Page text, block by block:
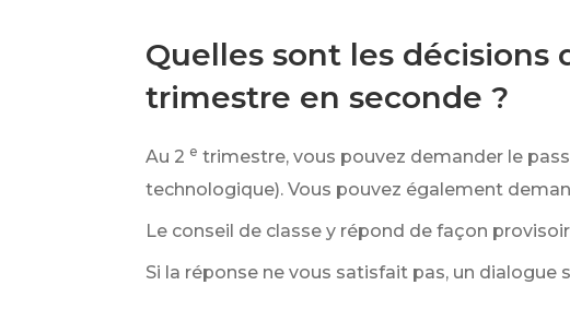
Quelles sont les décisions
trimestre en seconde ?
Au 2 e trimestre, vous pouvez demander le
technologique). Vous pouvez également
Le conseil de classe y répond de façon
Si la réponse ne vous satisfait pas, un